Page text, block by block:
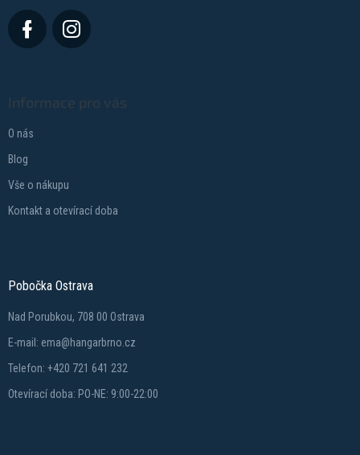
Informace pro vás
O nás
Blog
Vše o nákupu
Kontakt a otevírací doba
Pobočka Ostrava
Nad Porubkou, 708 00 Ostrava
E-mail: ema@hangarbrno.cz
Telefon: +420 721 641 232
Otevírací doba: PO-NE: 9:00-22:00